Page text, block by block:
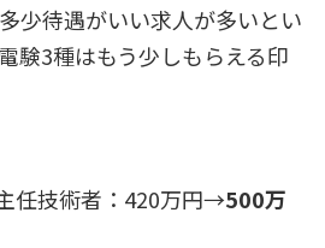
少待遇がいい求人が多いとい
験3種はもう少しもらえる印
任技術者：420万円→500万